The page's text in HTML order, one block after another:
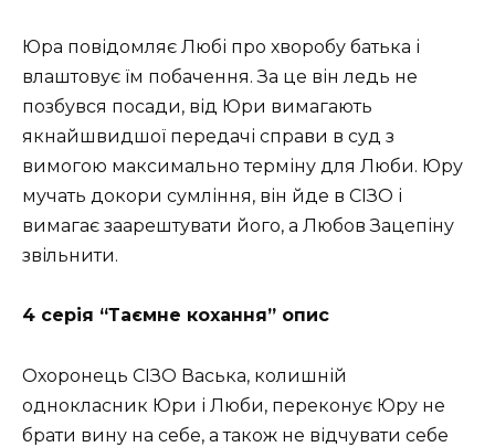
Юра повідомляє Любі про хворобу батька і
влаштовує їм побачення. За це він ледь не
позбувся посади, від Юри вимагають
якнайшвидшої передачі справи в суд з
вимогою максимально терміну для Люби. Юру
мучать докори сумління, він йде в СІЗО і
вимагає заарештувати його, а Любов Зацепіну
звільнити.
4 серія “Таємне кохання” опис
Охоронець СІЗО Васька, колишній
однокласник Юри і Люби, переконує Юру не
брати вину на себе, а також не відчувати себе